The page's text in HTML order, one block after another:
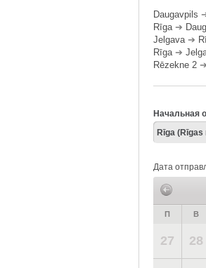
Daugavpils
Rīga➔
Jelgava➔
Rīga➔
Rēzekne 2 ➔
Начальная
Дата
П В
27 28